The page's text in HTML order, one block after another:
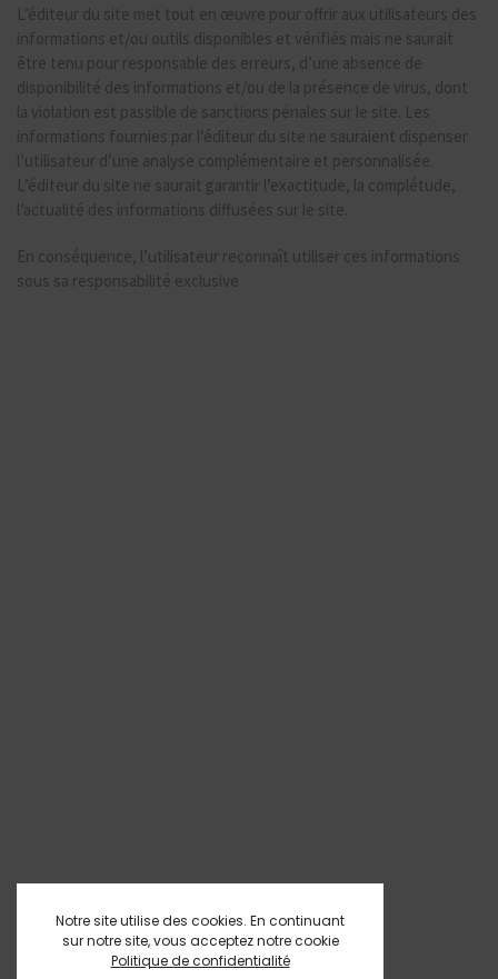
L’éditeur du site met tout en œuvre pour offrir aux utilisateurs des
informations et/ou outils disponibles et vérifiés mais ne saurait
être tenu pour responsable des erreurs, d’une absence de
disponibilité des informations et/ou de la présence de virus, dont
la violation est passible de sanctions pénales sur le site. Les
informations fournies par l’éditeur du site ne sauraient dispenser
l’utilisateur d’une analyse complémentaire et personnalisée.
L’éditeur du site ne saurait garantir l’exactitude, la complétude,
l’actualité des informations diffusées sur le site.
En conséquence, l’utilisateur reconnaît utiliser ces informations
sous sa responsabilité exclusive
Notre site utilise des cookies. En continuant
sur notre site, vous acceptez notre cookie
Politique de confidentialité